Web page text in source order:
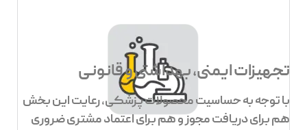
تجهیزات ایمنی، بهداشتی و قانونی
با توجه به حساسیت محصولات پزشکی، رعایت این بخش
هم برای دریافت مجوز و هم برای اعتماد مشتری ضروری